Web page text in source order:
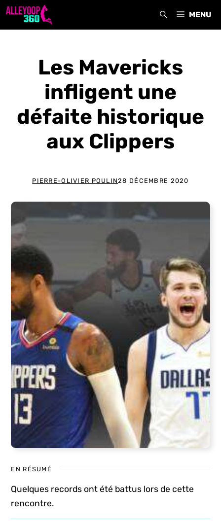
Aller
MENU
Les Mavericks
infligent une
défaite historique
aux Clippers
PIERRE-OLIVIER POULIN28 DÉCEMBRE 2020
EN RÉSUMÉ
Quelques records ont été battus lors de cette
rencontre.